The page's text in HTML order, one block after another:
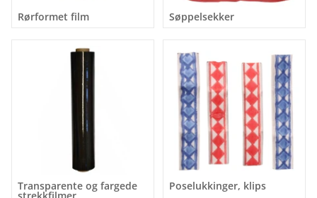
Rørformet film Søppelsekker
Transparente og fargede
strekkfilmer
Poselukkinger, klips